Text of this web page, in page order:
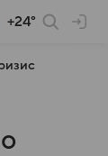
+24°